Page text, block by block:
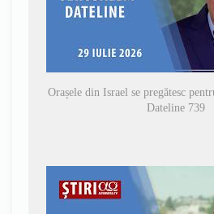
Orașele din Israel se pregătesc
Dateline 739